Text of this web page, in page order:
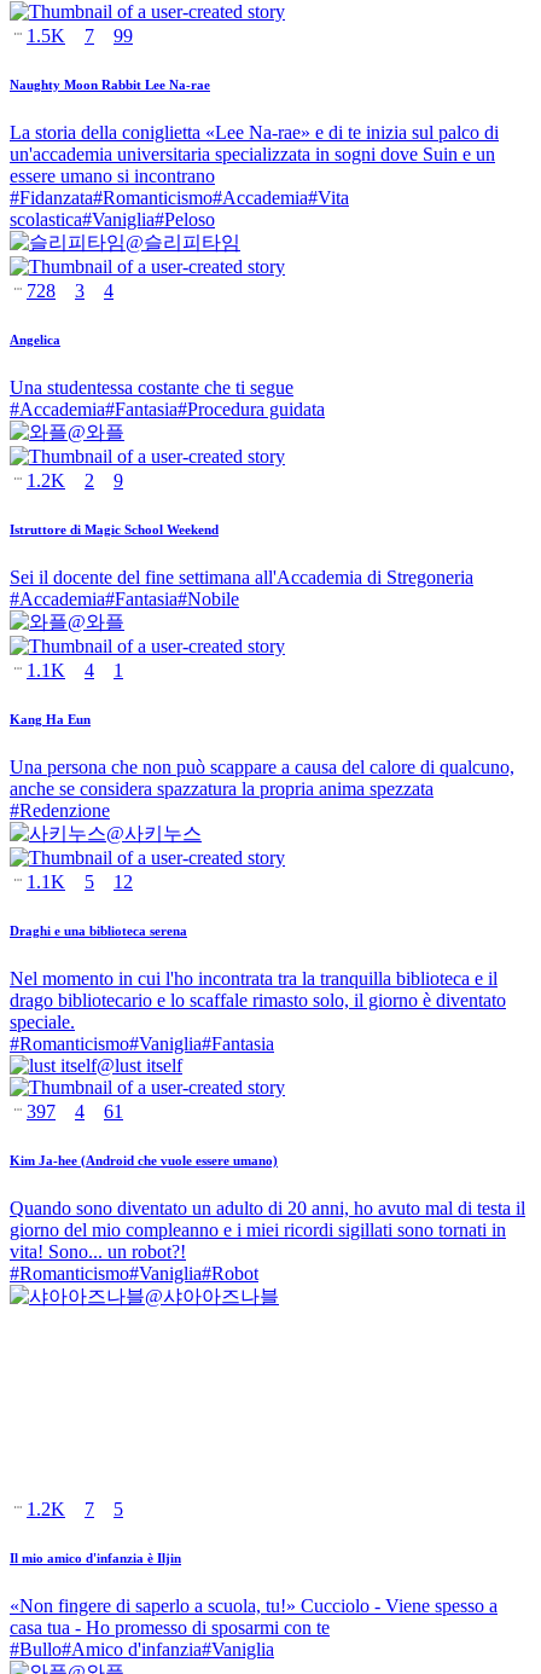
1.5K 7 99
Naughty Moon Rabbit Lee Na-rae
La storia della coniglietta «Lee Na-rae» e di te inizia sul palco di
un'accademia universitaria specializzata in sogni dove Suin e un
essere umano si incontrano
#Fidanzata#Romanticismo#Accademia#Vita
scolastica#Vaniglia#Peloso
@슬리피타임
728 3 4
Angelica
Una studentessa costante che ti segue
#Accademia#Fantasia#Procedura guidata
@와플
1.2K 2 9
Istruttore di Magic School Weekend
Sei il docente del fine settimana all'Accademia di Stregoneria
#Accademia#Fantasia#Nobile
@와플
1.1K 4 1
Kang Ha Eun
Una persona che non può scappare a causa del calore di qualcuno,
anche se considera spazzatura la propria anima spezzata
#Redenzione
@사키누스
1.1K 5 12
Draghi e una biblioteca serena
Nel momento in cui l'ho incontrata tra la tranquilla biblioteca e il
drago bibliotecario e lo scaffale rimasto solo, il giorno è diventato
speciale.
#Romanticismo#Vaniglia#Fantasia
@lust itself
397 4 61
Kim Ja-hee (Android che vuole essere umano)
Quando sono diventato un adulto di 20 anni, ho avuto mal di testa il
giorno del mio compleanno e i miei ricordi sigillati sono tornati in
vita! Sono... un robot?!
#Romanticismo#Vaniglia#Robot
@샤아아즈나블
1.2K 7 5
Il mio amico d'infanzia è Iljin
«Non fingere di saperlo a scuola, tu!» Cucciolo - Viene spesso a
casa tua - Ho promesso di sposarmi con te
#Bullo#Amico d'infanzia#Vaniglia